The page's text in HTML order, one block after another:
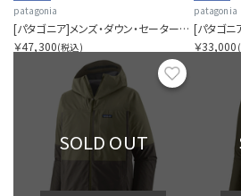
patagonia
[パタゴニア]メンズ・ダウン・セーター・フーディ
￥47,300(税込)
patagonia
￥33,000
お気に入り
SOLD OUT